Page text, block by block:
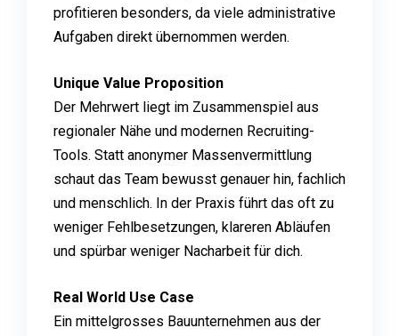
profitieren besonders, da viele administrative
Aufgaben direkt übernommen werden.
Unique Value Proposition
Der Mehrwert liegt im Zusammenspiel aus
regionaler Nähe und modernen Recruiting-
Tools. Statt anonymer Massenvermittlung
schaut das Team bewusst genauer hin, fachlich
und menschlich. In der Praxis führt das oft zu
weniger Fehlbesetzungen, klareren Abläufen
und spürbar weniger Nacharbeit für dich.
Real World Use Case
Ein mittelgrosses Bauunternehmen aus der